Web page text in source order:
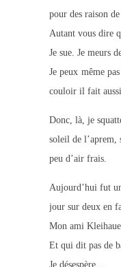
pour des raison
Autant vous dire
Je sue. Je meurs
Je peux même
couloir il fait aussi
Donc, là, je
soleil de l’aprem,
peu d’air frais.
Aujourd’hui fut
jour sur deux en
Mon ami
Et qui dit pas de
Je désespère…